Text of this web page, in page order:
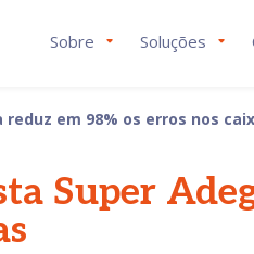
Sobre Soluções
em 98% os erros nos
Super